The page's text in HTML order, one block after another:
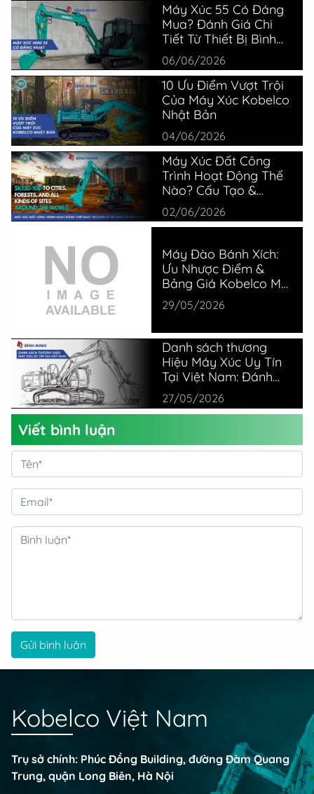
Máy Xúc 55 Có Đáng
Mua? Đánh Giá Chi
Tiết Từ Thiết Bị Bình
Minh
06/06/2026
10 Ưu Điểm Vượt Trội
Của Máy Xúc Kobelco
Nhật Bản
04/06/2026
Máy Xúc Đất Công
Trình Hoạt Động Thế
Nào? Cấu Tạo &
Nguyên Lý
02/06/2026
Máy Đào Bánh Xích:
Ưu Nhược Điểm &
Bảng Giá Kobelco Mới
Nhất
29/05/2026
Danh sách thương
Hiệu Máy Xúc Uy Tín
Tại Việt Nam: Đánh
Giá Thực Tế Từ
Chuyên Gia
27/05/2026
Viết bình luận
Gửi bình luận
Kobelco Việt Nam
Trụ sở chính: Phúc Đồng Building, đường Đàm Quang
Trung, quận Long Biên, Hà Nội